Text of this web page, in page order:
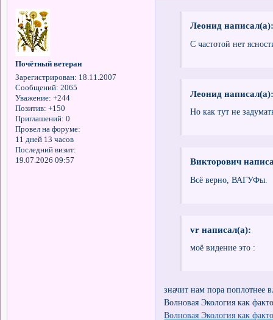
Почётный ветеран
Зарегистрирован: 18.11.2007
Сообщений: 2065
Уважение: +244
Позитив: +150
Приглашений: 0
Провел на форуме:
11 дней 13 часов
Последний визит:
19.07.2026 09:57
Леонид написал(а):
С частотой нет
Леонид написал(а):
Но как тут не
Викторович
Всё верно, ВАГУФы.
vr написал(а):
моё видение это :
значит нам пора поплотнее
Волновая Экология как
Волновая Экология как